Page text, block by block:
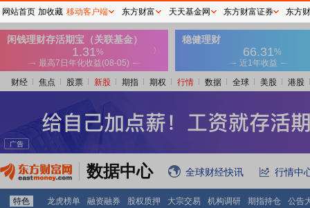
财经 焦点 股票 新股 期指 期权 行情 数据 全球 美股 港股
数据中心 全球财经快讯 行情中
特色 龙虎榜单 融资融券 股权质押 大宗交易 机构调研 期指持仓
公告
网站首页 加收藏 移动客户端 东方财富 天天基金网 东方财富证券 东方